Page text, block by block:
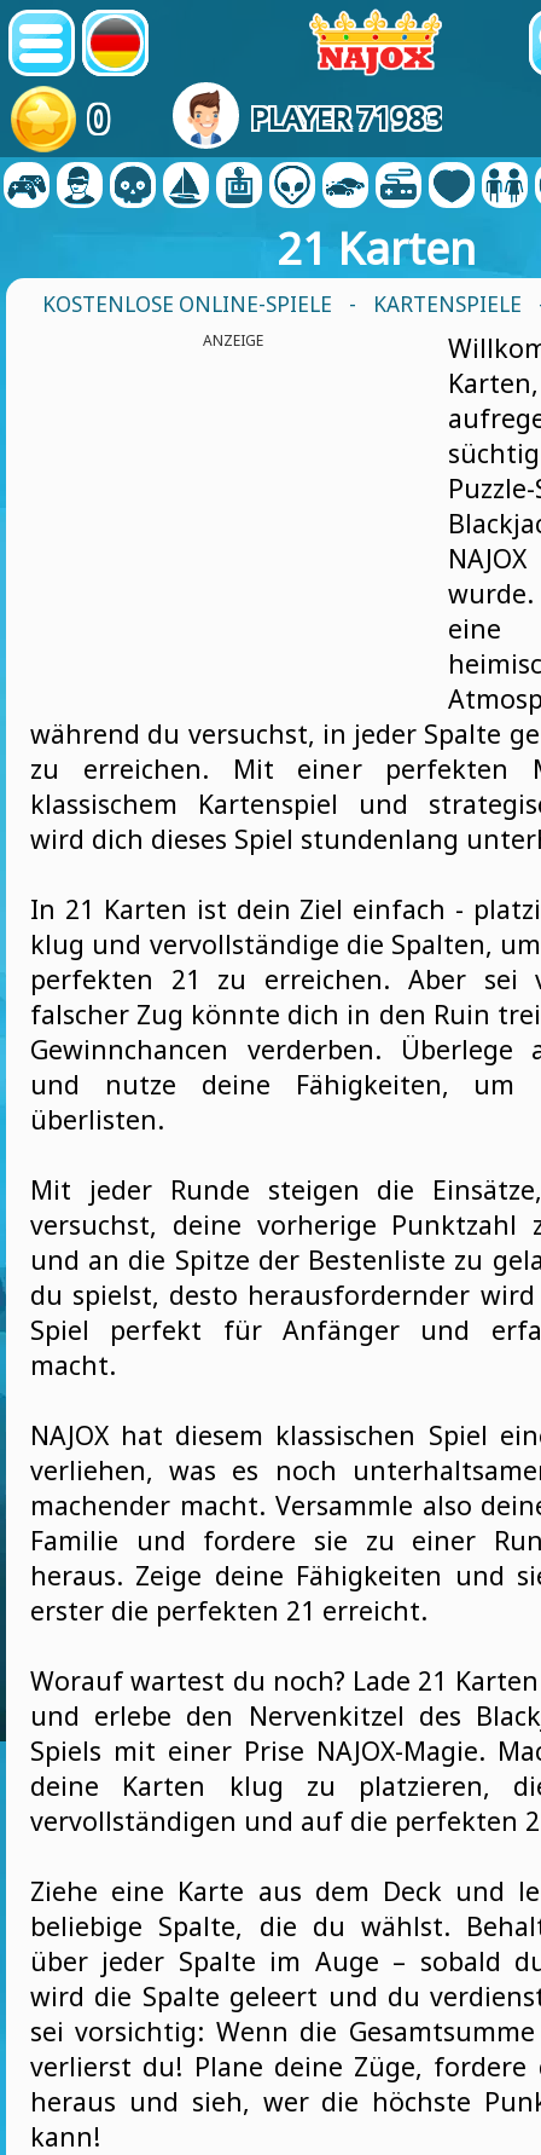
0 PLAYER 71983
21 Karten
KOSTENLOSE ONLINE-SPIELE - KARTENSPIELE
ANZEIGE
eine
während du versuchst, in jeder Spalte
zu erreichen. Mit einer perfekten
klassischem Kartenspiel und
wird dich dieses Spiel stundenlang
In 21 Karten ist dein Ziel einfach -
klug und vervollständige die Spalten,
perfekten 21 zu erreichen. Aber sei
falscher Zug könnte dich in den Ruin
Gewinnchancen verderben. Überlege
und nutze deine Fähigkeiten, um
überlisten.
Mit jeder Runde steigen die
versuchst, deine vorherige Punktzahl
und an die Spitze der Bestenliste zu
du spielst, desto herausfordernder wird
Spiel perfekt für Anfänger und
macht.
NAJOX hat diesem klassischen Spiel
verliehen, was es noch
machender macht. Versammle also
Familie und fordere sie zu einer
heraus. Zeige deine Fähigkeiten und
erster die perfekten 21 erreicht.
Worauf wartest du noch? Lade 21
und erlebe den Nervenkitzel des
Spiels mit einer Prise NAJOX-Magie.
deine Karten klug zu platzieren,
vervollständigen und auf die perfekten
Ziehe eine Karte aus dem Deck und
beliebige Spalte, die du wählst.
über jeder Spalte im Auge – sobald
wird die Spalte geleert und du
sei vorsichtig: Wenn die
verlierst du! Plane deine Züge, fordere
heraus und sieh, wer die höchste
kann!